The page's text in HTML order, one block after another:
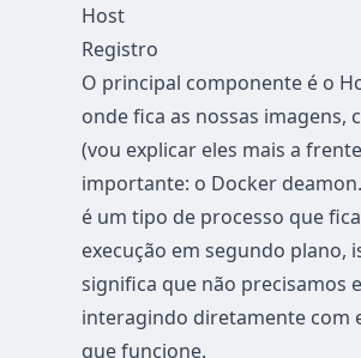
Host
Registro
O principal componente é o
onde fica as nossas imagens,
(vou explicar eles mais a
importante: o Docker
é um tipo de processo que
execução em segundo plano,
significa que não precisamos
interagindo diretamente com
que funcione.